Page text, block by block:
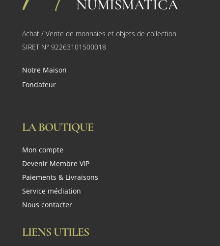
NUMISMATICA
Achat / Vente de monnaies et objets de collection
SIRET N° 92263101500018
Notre Maison
Fondateur
LA BOUTIQUE
Mon compte
Devenir Membre VIP
Paiements & Livraisons
Service médiation
Nous contacter
LIENS UTILES